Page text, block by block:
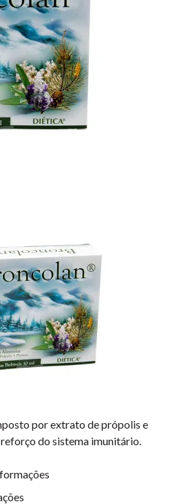
por extrato de própolis e
do sistema imunitário.